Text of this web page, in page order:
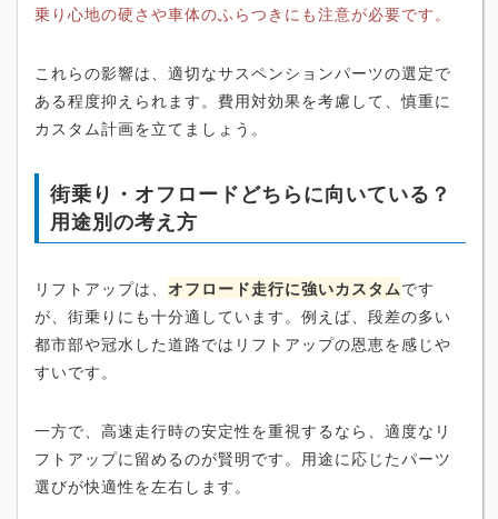
乗り心地の硬さや車体のふらつきにも注意が必要です。
これらの影響は、適切なサスペンションパーツの選定で
ある程度抑えられます。費用対効果を考慮して、慎重に
カスタム計画を立てましょう。
街乗り・オフロードどちらに向いている？
用途別の考え方
リフトアップは、 オフロード走行に強いカスタムです
が、街乗りにも十分適しています。例えば、段差の多い
都市部や冠水した道路ではリフトアップの恩恵を感じや
すいです。
一方で、高速走行時の安定性を重視するなら、適度なリ
フトアップに留めるのが賢明です。用途に応じたパーツ
選びが快適性を左右します。